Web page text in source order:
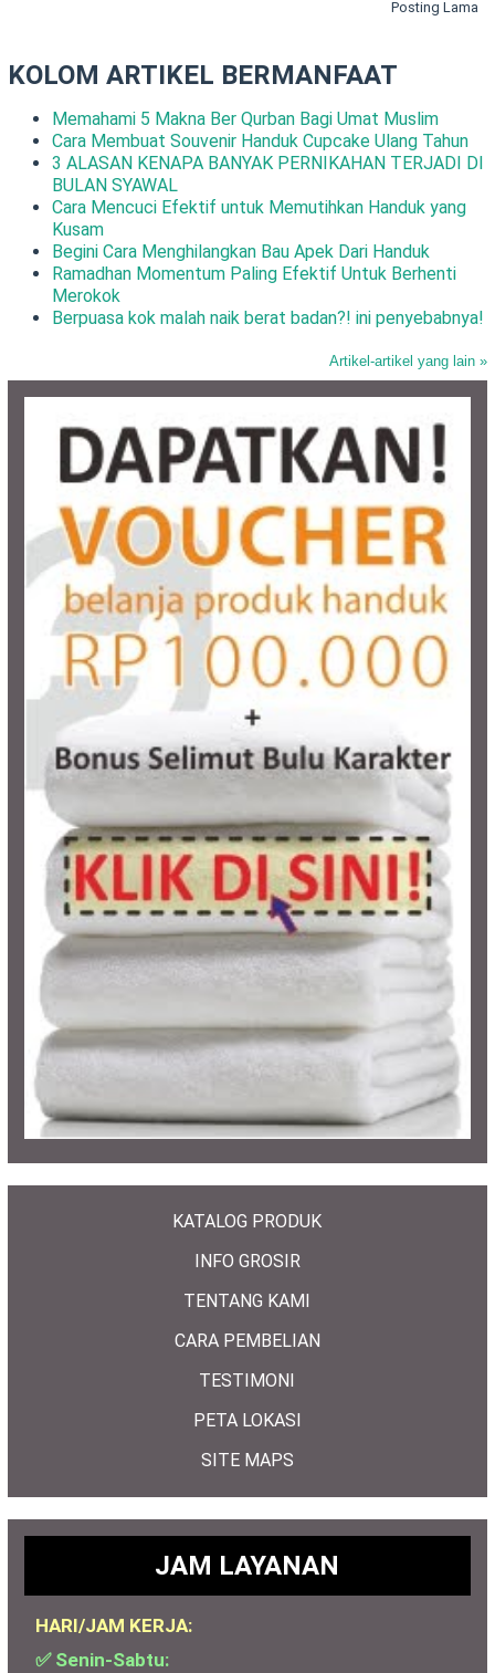
Posting Lama
KOLOM ARTIKEL BERMANFAAT
Memahami 5 Makna Ber Qurban Bagi Umat Muslim
Cara Membuat Souvenir Handuk Cupcake Ulang Tahun
3 ALASAN KENAPA BANYAK PERNIKAHAN TERJADI DI
BULAN SYAWAL
Cara Mencuci Efektif untuk Memutihkan Handuk yang
Kusam
Begini Cara Menghilangkan Bau Apek Dari Handuk
Ramadhan Momentum Paling Efektif Untuk Berhenti
Merokok
Berpuasa kok malah naik berat badan?! ini penyebabnya!
Artikel-artikel yang lain »
KATALOG PRODUK
INFO GROSIR
TENTANG KAMI
CARA PEMBELIAN
TESTIMONI
PETA LOKASI
SITE MAPS
JAM LAYANAN
HARI/JAM KERJA:
✅ Senin-Sabtu: